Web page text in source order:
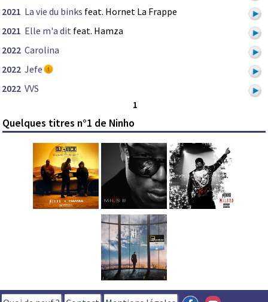
2021 La vie du binks feat. Hornet La Frappe
2021 Elle m'a dit feat. Hamza
2022 Carolina
2022 Jefe
2022 VVS
1
Quelques titres n°1 de Ninho